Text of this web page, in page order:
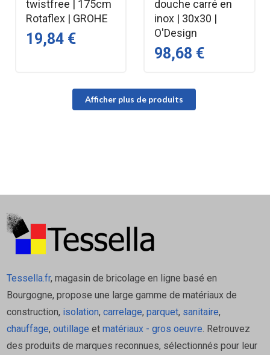
twistfree | 175cm
Rotaflex | GROHE
19,84 €
douche carré en
inox | 30x30 |
O'Design
98,68 €
Afficher plus de produits
Tessella.fr, magasin de bricolage en ligne basé en
Bourgogne, propose une large gamme de matériaux de
construction, isolation, carrelage, parquet, sanitaire,
chauffage, outillage et matériaux - gros oeuvre. Retrouvez
des produits de marques reconnues, sélectionnés pour leur